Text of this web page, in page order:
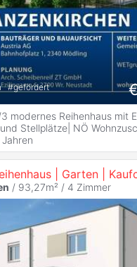
#gefördert
modernes Reihenhaus mit
Stellplätze| NÖ
Jahren
| Garten |
/ 93,27m² / 4 Zimmer